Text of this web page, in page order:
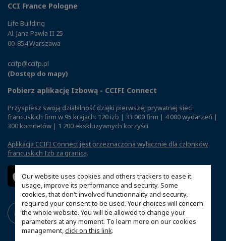
Our website uses cookies and others trackers to ease it
usage, improve its performance and security. Some
cookies, that don't involved functionnality and security,
required your consent to be used. Your choices will concern
the whole website. You will be allowed to change your
parameters at any moment. To learn more on our cookies
management,click on this link.
CCI France Pologne
Life Building
Al. Jana Pawła II 25
00-854 Warszawa
ccifp@ccifp.pl
(Dostęp do mapy)
Pobierz aplikację Izbową - CCIFI Connect
Przyspiesz swoją działalność dzięki pierwszej prywatnej sieci
francuskich firm w 95 krajach: 120 izb | 33 000 firm | 4 000 wydarzeń |
300 komitetów | 1 200 ekskluzywnych korzyści
Aplikacja CCIFI Connect jest przeznaczona wyłącznie dla członków
francuskich Izb za granicą.